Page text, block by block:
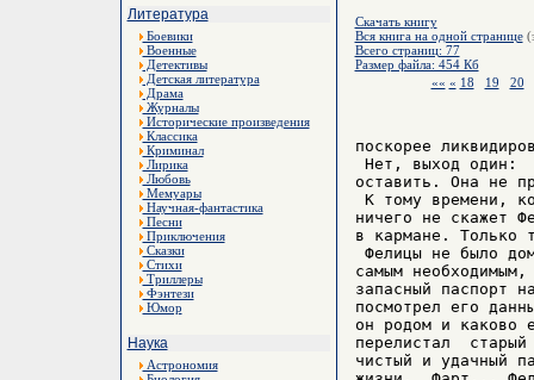
Литература
Боевики
Военные
Детективы
Детская литература
Драма
Журналы
Исторические произведения
Классика
Криминал
Лирика
Любовь
Мемуары
Научная-фантастика
Песни
Приключения
Сказки
Стихи
Триллеры
Фэнтези
Юмор
Наука
Астрономия
Скачать книгу
Вся книга на одной странице
Всего страниц: 77
Размер файла: 454 Кб
«« « 18 19 20
поскорее
Нет, выход один:
оставить. Она не
К тому времени,
ничего не скажет
в кармане. Только
Фелицы не было
самым
запасный паспорт
посмотрел его
он родом и каково
перелистал
чистый и удачный